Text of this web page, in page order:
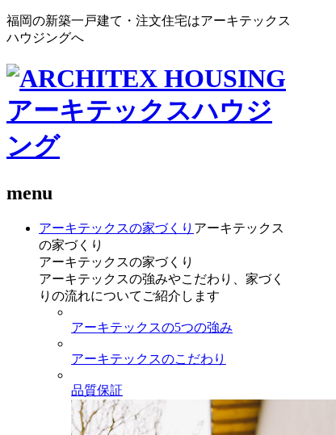
福岡の新築一戸建て・注文住宅はアーキテックス
ハウジングへ
menu
アーキテックスの家づくり アーキテックス
の家づくり
アーキテックスの家づくり
アーキテックスの強みやこだわり、家づく
りの流れについてご紹介します
アーキテックスの5つの強み
アーキテックスのこだわり
品質保証